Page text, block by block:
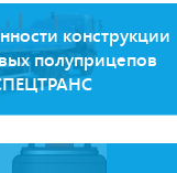
конструкции
полуприцепов